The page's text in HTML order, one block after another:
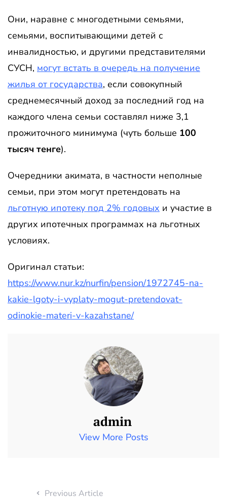
Они, наравне с многодетными семьями,
семьями, воспитывающими детей с
инвалидностью, и другими представителями
СУСН, могут встать в очередь на получение
жилья от государства, если совокупный
среднемесячный доход за последний год на
каждого члена семьи составлял ниже 3,1
прожиточного минимума (чуть больше 100
тысяч тенге).
Очередники акимата, в частности неполные
семьи, при этом могут претендовать на
льготную ипотеку под 2% годовых и участие в
других ипотечных программах на льготных
условиях.
Оригинал статьи:
https://www.nur.kz/nurfin/pension/1972745-na-
kakie-lgoty-i-vyplaty-mogut-pretendovat-
odinokie-materi-v-kazahstane/
admin
View More Posts
Previous Article